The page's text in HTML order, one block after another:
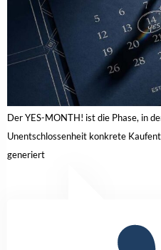
Der YES-MONTH! ist die Phase, in
Unentschlossenheit konkrete
generiert